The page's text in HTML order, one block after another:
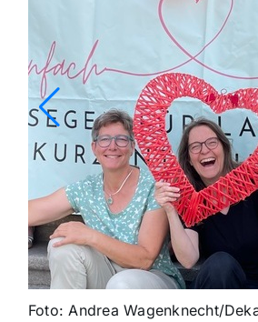
Foto: Andrea Wagenknecht/